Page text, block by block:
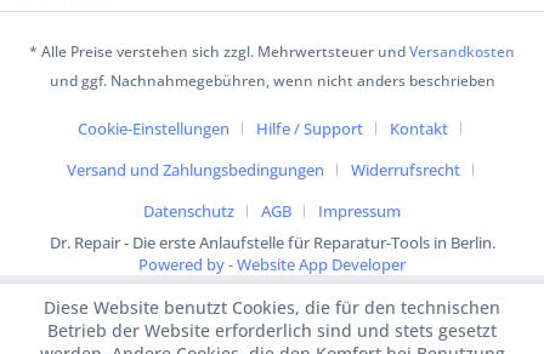
* Alle Preise verstehen sich zzgl. Mehrwertsteuer undVersandkosten
und ggf. Nachnahmegebühren, wenn nicht anders beschrieben
Cookie-Einstellungen Hilfe / Support
Kontakt
Versand und Zahlungsbedingungen
Widerrufsrecht
Datenschutz
AGB
Impressum
Dr. Repair - Die erste Anlaufstelle für Reparatur-Tools in Berlin.
Powered by - Website App Developer
Diese Website benutzt Cookies, die für den technischen
Betrieb der Website erforderlich sind und stets gesetzt